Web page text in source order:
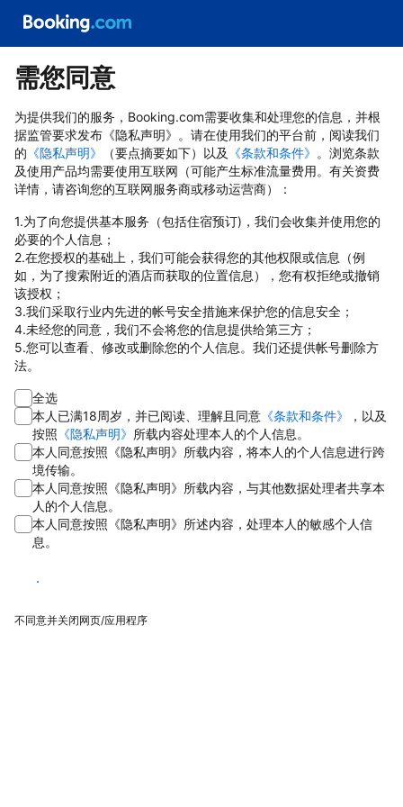
需您同意
为提供我们的服务，Booking.com需要收集和处理您的信息，并根
据监管要求发布《隐私声明》。请在使用我们的平台前，阅读我们
的 《隐私声明》 （要点摘要如下）以及 《条款和条件》 。浏览条款
及使用产品均需要使用互联网（可能产生标准流量费用。有关资费
详情，请咨询您的互联网服务商或移动运营商）：
1.为了向您提供基本服务（包括住宿预订)，我们会收集并使用您的
必要的个人信息；
2.在您授权的基础上，我们可能会获得您的其他权限或信息（例
如，为了搜索附近的酒店而获取的位置信息），您有权拒绝或撤销
该授权；
3.我们采取行业内先进的帐号安全措施来保护您的信息安全；
4.未经您的同意，我们不会将您的信息提供给第三方；
5.您可以查看、修改或删除您的个人信息。我们还提供帐号删除方
法。
全选
本人已满18周岁，并已阅读、理解且同意 《条款和条件》
，以及
按照 《隐私声明》 所载内容处理本人的个人信息。
本人同意按照《隐私声明》所载内容，将本人的个人信息进行跨
境传输。
本人同意按照《隐私声明》所载内容，与其他数据处理者共享本
人的个人信息。
本人同意按照《隐私声明》所述内容，处理本人的敏感个人信
息。
同意
不同意并关闭网页/应用程序